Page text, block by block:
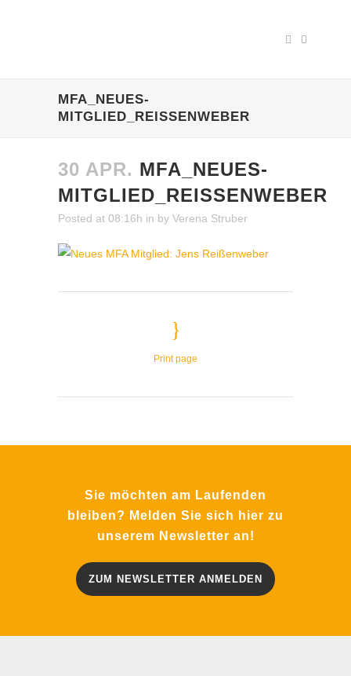
MFA_NEUES-
MITGLIED_REISSENWEBER
30 APR. MFA_NEUES-
MITGLIED_REISSENWEBER
Posted at 08:16h in by Verena Struber
Print page
Sie möchten am Laufenden
bleiben? Melden Sie sich hier zu
unserem Newsletter an!
ZUM NEWSLETTER ANMELDEN